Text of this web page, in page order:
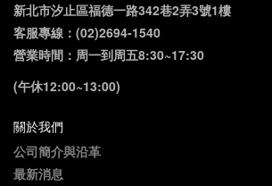
新北市汐止區福德一路342巷2弄3號1樓
客服專線：(02)2694-1540
營業時間：周一到周五8:30~17:30
(午休12:00~13:00)
關於我們
公司簡介與沿革
最新消息